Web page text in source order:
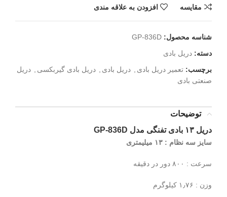
مقايسه افزودن به علاقه مندی
شناسه محصول: GP-836D
دسته: دریل بادی
برچسب: تعمیر دریل بادی دریل بادی دریل بادی گیربکسی
دریل
صنعتی بادی
توضیحات
دریل ۱۳ بادی تفنگی مدل GP-836D
سایز سه نظام : ۱۳ میلیمتری
سرعت : ۸۰۰ دور در دقیقه
وزن : ۱٫۷۶ کیلوگرم